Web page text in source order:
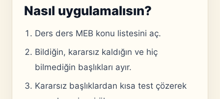
Nasıl uygulamalısın?
Ders ders MEB konu listesini aç.
Bildiğin, kararsız kaldığın ve hiç
bilmediğin başlıkları ayır.
Kararsız başlıklardan kısa test çözerek